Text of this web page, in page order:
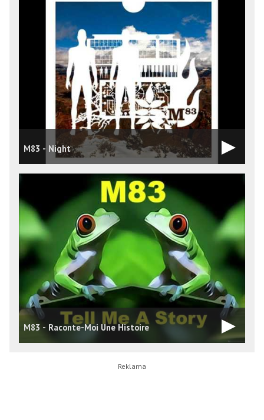
M83 - Night
M83 - Raconte-Moi Une Histoire